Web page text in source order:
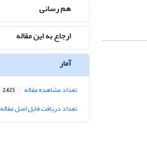
هم رسانی
ارجاع به این مقاله
آمار
تعداد مشاهده مقاله 2,425
تعداد دریافت فایل اصل مقاله